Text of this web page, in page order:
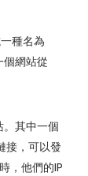
種名為
網站從
其中一個
接，可以發
，他們的IP